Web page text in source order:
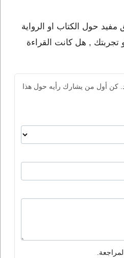
مفيد حول الكتاب او الرواية
, هل كانت القراءة
كن أول من يشارك رأيه حول هذا